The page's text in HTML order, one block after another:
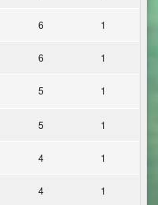
6 1
6 1
5 1
5 1
4 1
4 1